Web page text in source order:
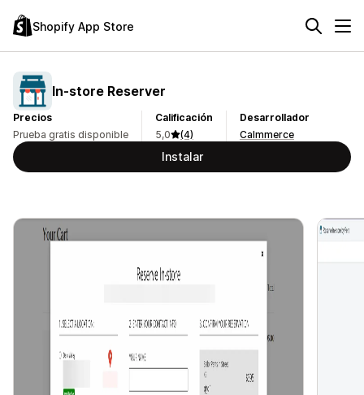
Shopify App Store
In‑store Reserver
Precios
Prueba gratis disponible
Calificación
5,0
(4)
Desarrollador
Calmmerce
Instalar